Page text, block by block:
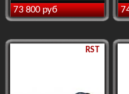
73 800 руб
RST